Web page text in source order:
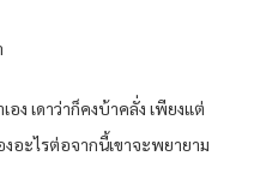
ง เดาว่าก็คงบ้าคลั่ง เพียงแต่
งอะไรต่อจากนี้เขาจะพยายาม